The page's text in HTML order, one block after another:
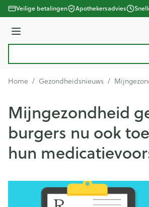
Ga naar de inhoud
Veilige betalingen Apothekersadvies
Menu
Home / Gezondheidsnieuws /
Mijngezondheid
burgers nu ook
hun